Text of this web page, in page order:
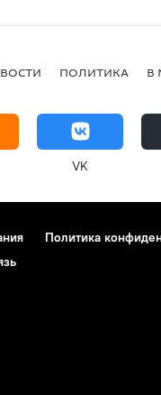
ПОЛИТИКА В
VK
Политика